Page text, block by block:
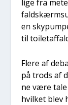
lige fra
en
til
Fle­re af
på trods af
ne være
hvil­ket blev